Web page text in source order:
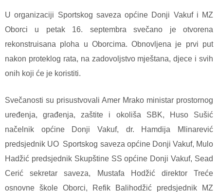
U organizaciji Sportskog saveza općine Donji Vakuf i MZ
Oborci u petak 16. septembra svečano je otvorena
rekonstruisana ploha u Oborcima. Obnovljena je prvi put
nakon proteklog rata, na zadovoljstvo mještana, djece i svih
onih koji će je koristiti.
Svečanosti su prisustvovali Amer Mrako ministar prostornog
uređenja, građenja, zaštite i okoliša SBK, Huso Sušić
načelnik općine Donji Vakuf, dr. Hamdija Mlinarević
predsjednik UO Sportskog saveza općine Donji Vakuf, Mulo
Hadžić predsjednik Skupštine SS općine Donji Vakuf, Sead
Cerić sekretar saveza, Mustafa Hodžić direktor Treće
osnovne škole Oborci, Refik Balihodžić predsjednik MZ